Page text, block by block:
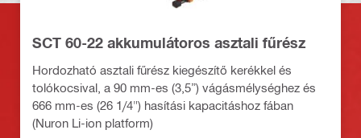
SCT 60-22 akkumulátoros asztali fűrész
Hordozható asztali fűrész kiegészítő kerékkel és
tolókocsival, a 90 mm-es (3,5”) vágásmélységhez és
666 mm-es (26 1/4") hasítási kapacitáshoz fában
(Nuron Li-ion platform)